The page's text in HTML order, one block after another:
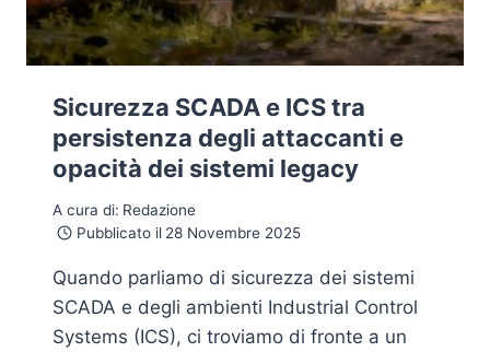
Sicurezza SCADA e ICS tra
persistenza degli attaccanti e
opacità dei sistemi legacy
A cura di: Redazione
Pubblicato il 28 Novembre 2025
Quando parliamo di sicurezza dei sistemi
SCADA e degli ambienti Industrial Control
Systems (ICS), ci troviamo di fronte a un